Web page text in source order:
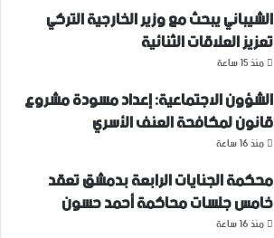
الشيباني يبحث مع وزير الخارجية التركي
تعزيز العلاقات الثنائية
منذ 15 ساعة
الشؤون الاجتماعية: إعداد مسودة مشروع
قانون لمكافحة العنف الأسري ‏
منذ 16 ساعة
محكمة الجنايات الرابعة بدمشق تعقد
خامس جلسات محاكمة أحمد حسون
منذ 16 ساعة